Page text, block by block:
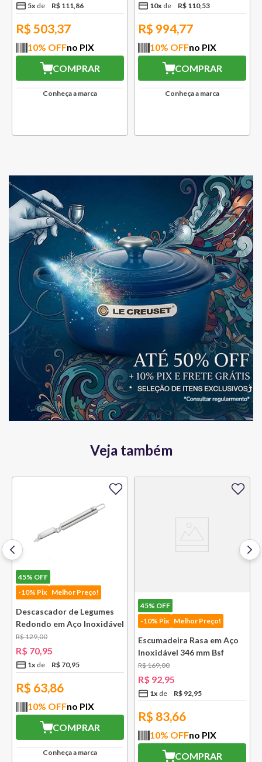
5x R$ 111,86
R$ 503,37
10% OFFno PIX
COMPRAR
Conheça a marca
10x R$ 110,53
R$ 994,77
10% OFFno PIX
COMPRAR
Conheça a marca
Veja também
45% OFF
-10% Pix Melhor Preço!
Descascador de Legumes
Redondo em Aço Inoxidável
131 mm Bsf
R$129,00
R$ 70,95
1x R$ 70,95
R$ 63,86
10% OFFno PIX
COMPRAR
Conheça a marca
45% OFF
-10% Pix Melhor Preço!
Escumadeira Rasa em Aço
Inoxidável 346 mm Bsf
R$169,00
R$ 92,95
1x R$ 92,95
R$ 83,66
10% OFFno PIX
COMPRAR